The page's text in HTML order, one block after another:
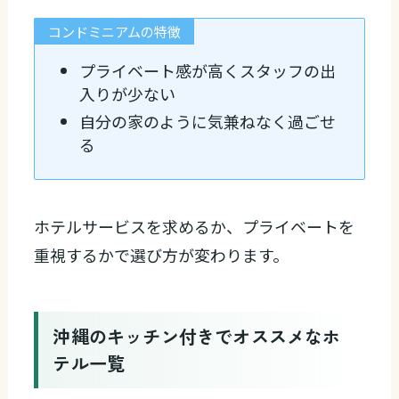
コンドミニアムの特徴
プライベート感が高くスタッフの出
入りが少ない
自分の家のように気兼ねなく過ごせ
る
ホテルサービスを求めるか、プライベートを
重視するかで選び方が変わります。
沖縄のキッチン付きでオススメなホ
テル一覧